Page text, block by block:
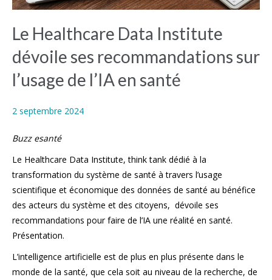
Le Healthcare Data Institute
dévoile ses recommandations sur
l’usage de l’IA en santé
2 septembre 2024
Buzz esanté
Le Healthcare Data Institute, think tank dédié à la
transformation du système de santé à travers l’usage
scientifique et économique des données de santé au bénéfice
des acteurs du système et des citoyens, dévoile ses
recommandations pour faire de l’IA une réalité en santé.
Présentation.
L’intelligence artificielle est de plus en plus présente dans le
monde de la santé, que cela soit au niveau de la recherche, de